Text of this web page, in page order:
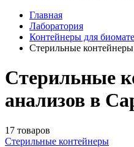
Главная
Лаборатория
Контейнеры для
Стерильные контейнеры
Стерильные
анализов в
17 товаров
Стерильные контейнеры